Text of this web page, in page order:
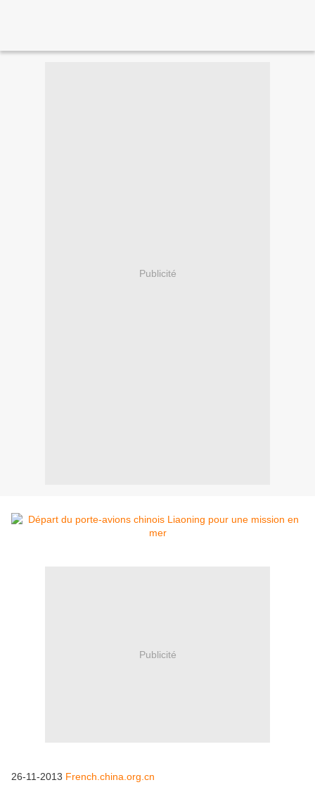
Publicité
Publicité
26-11-2013 French.china.org.cn